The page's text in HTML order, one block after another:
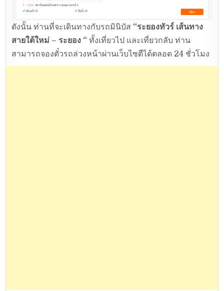
ดังนั้น ท่านที่จะเดินทางกับรถมินิบัส “ระยองทัวร์ เส้นทาง
สายใต้ใหม่ – ระยอง “ ทั้งเที่ยวไป และเที่ยวกลับ ท่าน
สามารถจองตั๋วรถล่วงหน้าผ่านเว็บไซตืได้ตลอด 24 ชั่วโมง